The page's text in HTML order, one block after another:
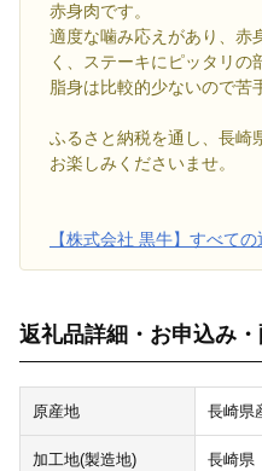
赤身肉です。
適度な噛み応えがあり、赤
く、ステーキにピッタリの
脂身は比較的少ないので苦
ふるさと納税を通し、長崎
お楽しみくださいませ。
【株式会社 黒牛】すべて
返礼品詳細・お申込み
原産地 長崎県
加工地(製造地) 長崎県